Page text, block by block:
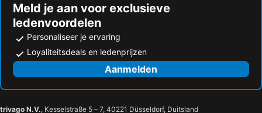
Meld je aan voor exclusieve
ledenvoordelen
Personaliseer je ervaring
Loyaliteitsdeals en ledenprijzen
Aanmelden
trivago N.V., Kesselstraße 5 – 7, 40221 Düsseldorf, Duitsland